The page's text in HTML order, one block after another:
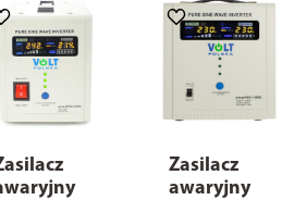
Zasilacz
awaryjny